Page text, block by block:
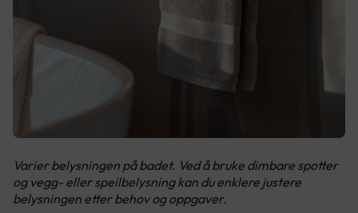
Varier belysningen på badet. Ved å bruke dimbare spotter
og vegg- eller speilbelysning kan du enklere justere
belysningen etter behov og oppgaver.